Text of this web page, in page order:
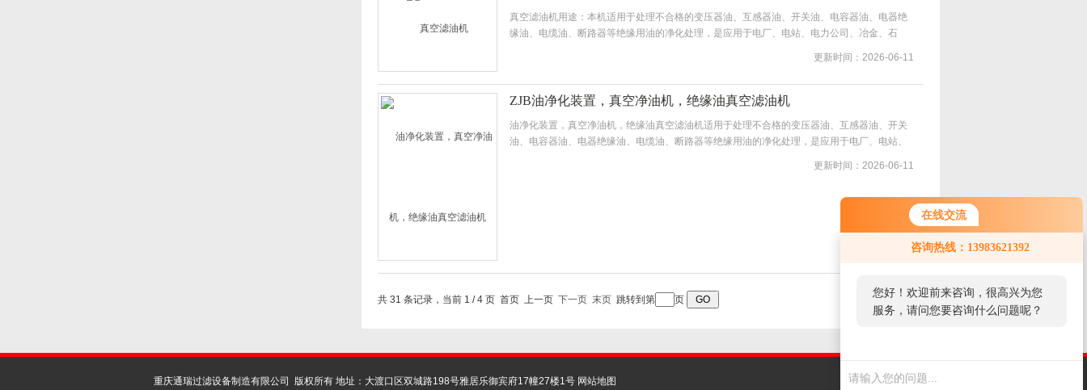
在线交流
咨询热线：13983621392
您好！欢迎前来咨询，很高兴为您
服务，请问您要咨询什么问题呢？
真空滤油机用途：本机适用于处理不合格的变压器油、互感器油、开关油、电容器油、电器绝
缘油、电缆油、断路器等绝缘用油的净化处理，是应用于电厂、电站、电力公司、冶金、石
更新时间：2026-06-11
ZJB油净化装置，真空净油机，绝缘油真空滤油机
油净化装置，真空净油机，绝缘油真空滤油机适用于处理不合格的变压器油、互感器油、开关
油、电容器油、电器绝缘油、电缆油、断路器等绝缘用油的净化处理，是应用于电厂、电站、
更新时间：2026-06-11
共 31 条记录，当前 1 / 4 页 首页 上一页 下一页 末页 跳转到第 页
重庆通瑞过滤设备制造有限公司 版权所有 地址：大渡口区双城路198号雅居乐御宾府17幢27楼1号 网站地图